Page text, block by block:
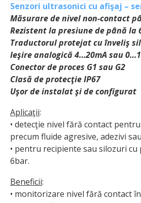
Senzori ultrasonici cu afişaj –
Măsurare de nivel non-contact
Rezistent la presiune de până la
Traductorul protejat cu înveliş
Ieşire analogică 4…20mA sau
Conector de proces G1 sau G2
Clasă de protecţie IP67
Uşor de instalat şi de configurat
Aplicaţii:
• detecţie nivel fără contact
precum fluide agresive, adezivi
• pentru recipiente sau silozuri cu
6bar.
Beneficii:
• monitorizare nivel fără contact